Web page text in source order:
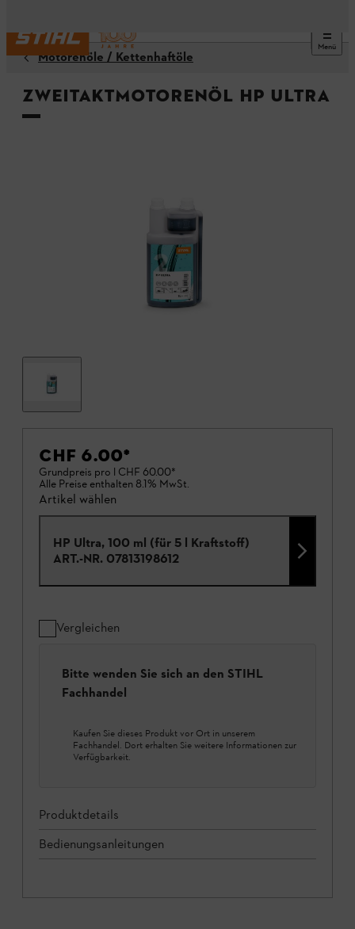
Menü
Motorenöle / Kettenhaftöle
Zweitaktmotorenöl HP Ultra
CHF 6.00*
Grundpreis pro l CHF 60.00*
Alle Preise enthalten 8.1% MwSt.
Artikel wählen
HP Ultra, 100 ml (für 5 l Kraftstoff)
ART.-NR. 07813198612
Vergleichen
Bitte wenden Sie sich an den STIHL
Fachhandel
Kaufen Sie dieses Produkt vor Ort in unserem
Fachhandel. Dort erhalten Sie weitere Informationen zur
Verfügbarkeit.
Produktdetails
Bedienungsanleitungen